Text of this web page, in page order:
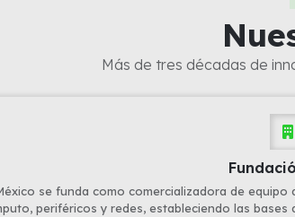
Más de tres décadas de
se funda como comercializadora de equipo
periféricos y redes, estableciendo las bases